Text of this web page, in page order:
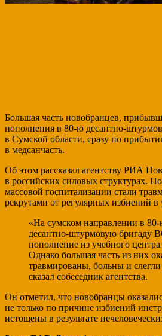
Большая часть новобранцев,
пополнения в 80-ю десантно-
в Сумской области, сразу по
в медсанчасть.
Об этом рассказал агентству РИА
в российских силовых структурах.
массовой госпитализации стали
рекрутами от регулярных избиений в
«На сумском направлении в
десантно-штурмовую бригаду
пополнение из учебного
Однако большая часть из них
травмированы, больны и
сказал собеседник агентства.
Он отметил, что новобранцы
не только по причине избиений
истощены в результате